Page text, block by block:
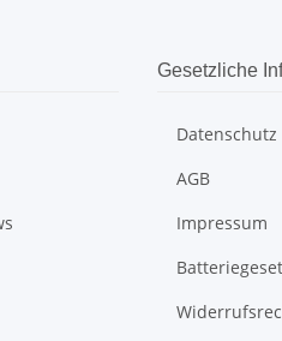
Gesetzliche
Datenschutz
AGB
Impressum